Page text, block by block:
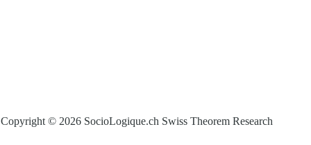
Copyright © 2026 SocioLogique.ch Swiss Theorem Research